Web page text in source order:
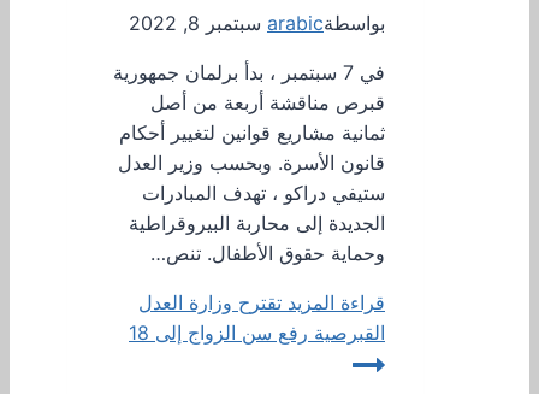
بواسطةarabic سبتمبر 8, 2022
في 7 سبتمبر ، بدأ برلمان جمهورية
قبرص مناقشة أربعة من أصل
ثمانية مشاريع قوانين لتغيير أحكام
قانون الأسرة. وبحسب وزير العدل
ستيفي دراكو ، تهدف المبادرات
الجديدة إلى محاربة البيروقراطية
وحماية حقوق الأطفال. تنص…
قراءة المزيد تقترح وزارة العدل
القبرصية رفع سن الزواج إلى 18